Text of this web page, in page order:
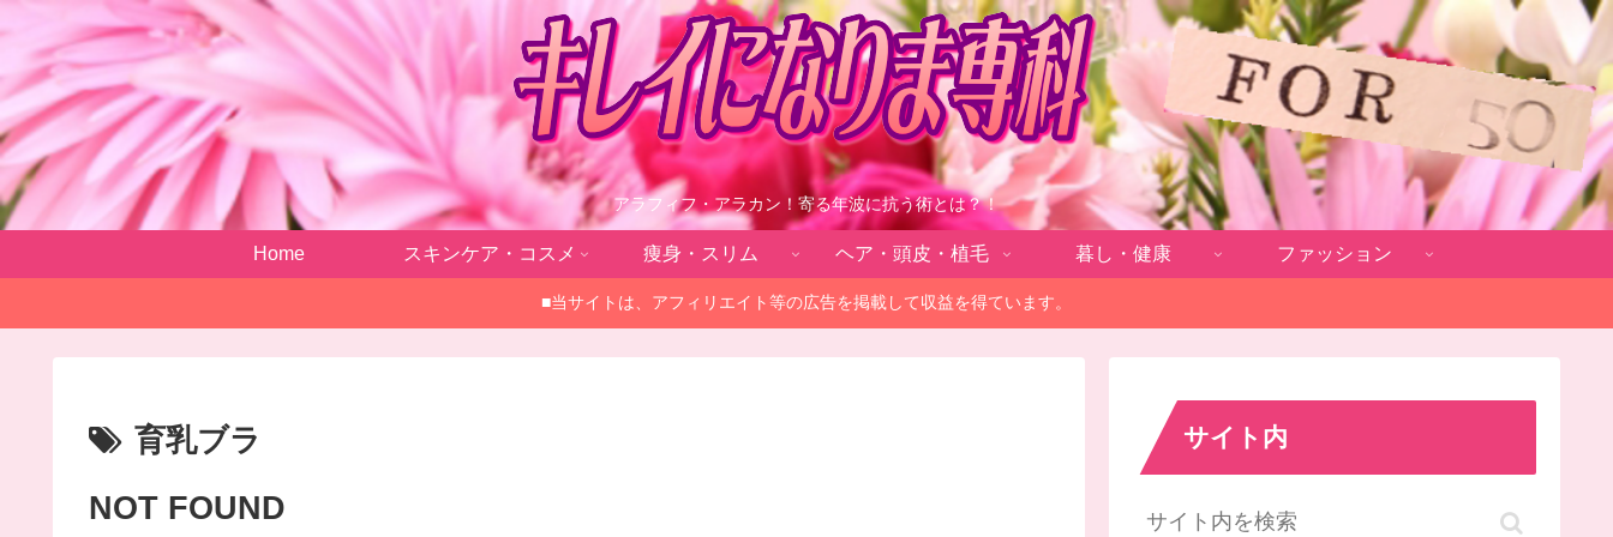
アラフィフ・アラカン！寄る年波に抗う術とは？！
Home スキンケア・コスメ 痩身・スリム ヘア・頭皮・植毛 暮し・健康 ファッション
■当サイトは、アフィリエイト等の広告を掲載して収益を得ています。
育乳ブラ
NOT FOUND
サイト内